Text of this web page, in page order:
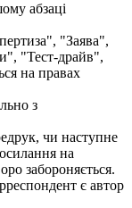
абзаці
"Заява",
"Тест-драйв",
на правах
з
чи наступне
на
забороняється.
є автор